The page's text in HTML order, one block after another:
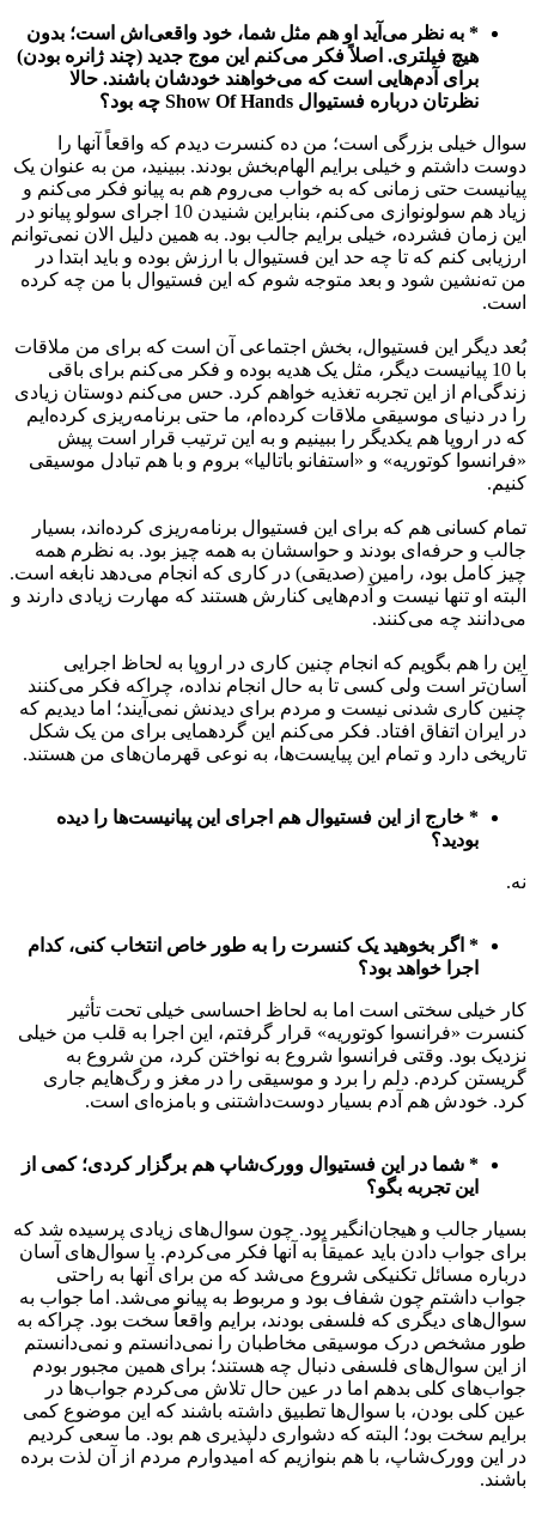
* به نظر می‌آید او هم مثل شما، خود واقعی‌اش است؛ بدون
هیچ فیلتری. اصلاً فکر می‌کنم این موج جدید (چند ژانره بودن)
برای آدم‌هایی است که می‌خواهند خودشان باشند. حالا
نظرتان درباره فستیوال Show Of Hands چه بود؟
سوال خیلی بزرگی است؛ من ده کنسرت دیدم که واقعاً آنها را
دوست داشتم و خیلی برایم الهام‌بخش بودند. ببینید، من به عنوان یک
پیانیست حتی زمانی که به خواب می‌روم هم به پیانو فکر می‌کنم و
زیاد هم سولونوازی می‌کنم، بنابراین شنیدن 10 اجرای سولو پیانو در
این زمان فشرده، خیلی برایم جالب بود. به همین دلیل الان نمی‌توانم
ارزیابی کنم که تا چه حد این فستیوال با ارزش بوده و باید ابتدا در
من ته‌نشین شود و بعد متوجه شوم که این فستیوال با من چه کرده
است.
بُعد دیگر این فستیوال، بخش اجتماعی آن است که برای من ملاقات
با 10 پیانیست دیگر، مثل یک هدیه بوده و فکر می‌کنم برای باقی
زندگی‌ام از این تجربه تغذیه خواهم کرد. حس می‌کنم دوستان زیادی
را در دنیای موسیقی ملاقات کرده‌ام، ما حتی برنامه‌ریزی کرده‌ایم
که در اروپا هم یکدیگر را ببینیم و به این ترتیب قرار است پیش
«فرانسوا کوتوریه» و «استفانو باتالیا» بروم و با هم تبادل موسیقی
کنیم.
تمام کسانی هم که برای این فستیوال برنامه‌ریزی کرده‌اند، بسیار
جالب و حرفه‌ای بودند و حواسشان به همه چیز بود. به نظرم همه
چیز کامل بود، رامین (صدیقی) در کاری که انجام می‌دهد نابغه است.
البته او تنها نیست و آدم‌هایی کنارش هستند که مهارت زیادی دارند و
می‌دانند چه می‌کنند.
این را هم بگویم که انجام چنین کاری در اروپا به لحاظ اجرایی
آسان‌تر است ولی کسی تا به حال انجام نداده، چراکه فکر می‌کنند
چنین کاری شدنی نیست و مردم برای دیدنش نمی‌آیند؛ اما دیدیم که
در ایران اتفاق افتاد. فکر می‌کنم این گردهمایی برای من یک شکل
تاریخی دارد و تمام این پیایست‌ها، به نوعی قهرمان‌های من هستند.
* خارج از این فستیوال هم اجرای این پیانیست‌ها را دیده
بودید؟
نه.
* اگر بخوهید یک کنسرت را به طور خاص انتخاب کنی، کدام
اجرا خواهد بود؟
کار خیلی سختی است اما به لحاظ احساسی خیلی تحت تأثیر
کنسرت «فرانسوا کوتوریه» قرار گرفتم، این اجرا به قلب من خیلی
نزدیک بود. وقتی فرانسوا شروع به نواختن کرد، من شروع به
گریستن کردم. دلم را برد و موسیقی را در مغز و رگ‌هایم جاری
کرد. خودش هم آدم بسیار دوست‌داشتنی و بامزه‌ای است.
* شما در این فستیوال وورک‌شاپ هم برگزار کردی؛ کمی از
این تجربه بگو؟
بسیار جالب و هیجان‌انگیر بود. چون سوال‌های زیادی پرسیده شد که
برای جواب دادن باید عمیقاً به آنها فکر می‌کردم. با سوال‌های آسان
درباره مسائل تکنیکی شروع می‌شد که من برای آنها به راحتی
جواب داشتم چون شفاف بود و مربوط به پیانو می‌شد. اما جواب به
سوال‌های دیگری که فلسفی بودند، برایم واقعاً سخت بود. چراکه به
طور مشخص درک موسیقی مخاطبان را نمی‌دانستم و نمی‌دانستم
از این سوال‌های فلسفی دنبال چه هستند؛ برای همین مجبور بودم
جواب‌های کلی بدهم اما در عین حال تلاش می‌کردم جواب‌ها در
عین کلی بودن، با سوال‌ها تطبیق داشته باشند که این موضوع کمی
برایم سخت بود؛ البته که دشواری دلپذیری هم بود. ما سعی کردیم
در این وورک‌شاپ، با هم بنوازیم که امیدوارم مردم از آن لذت برده
باشند.